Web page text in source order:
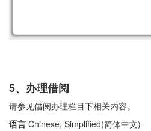
5、办理借阅
请参见借阅办理栏目下相关内容。
语言 Chinese, Simplified(简体中文)